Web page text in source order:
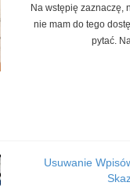
Na wstępię zaznaczę,
nie mam do tego
pytać.
Usuwanie